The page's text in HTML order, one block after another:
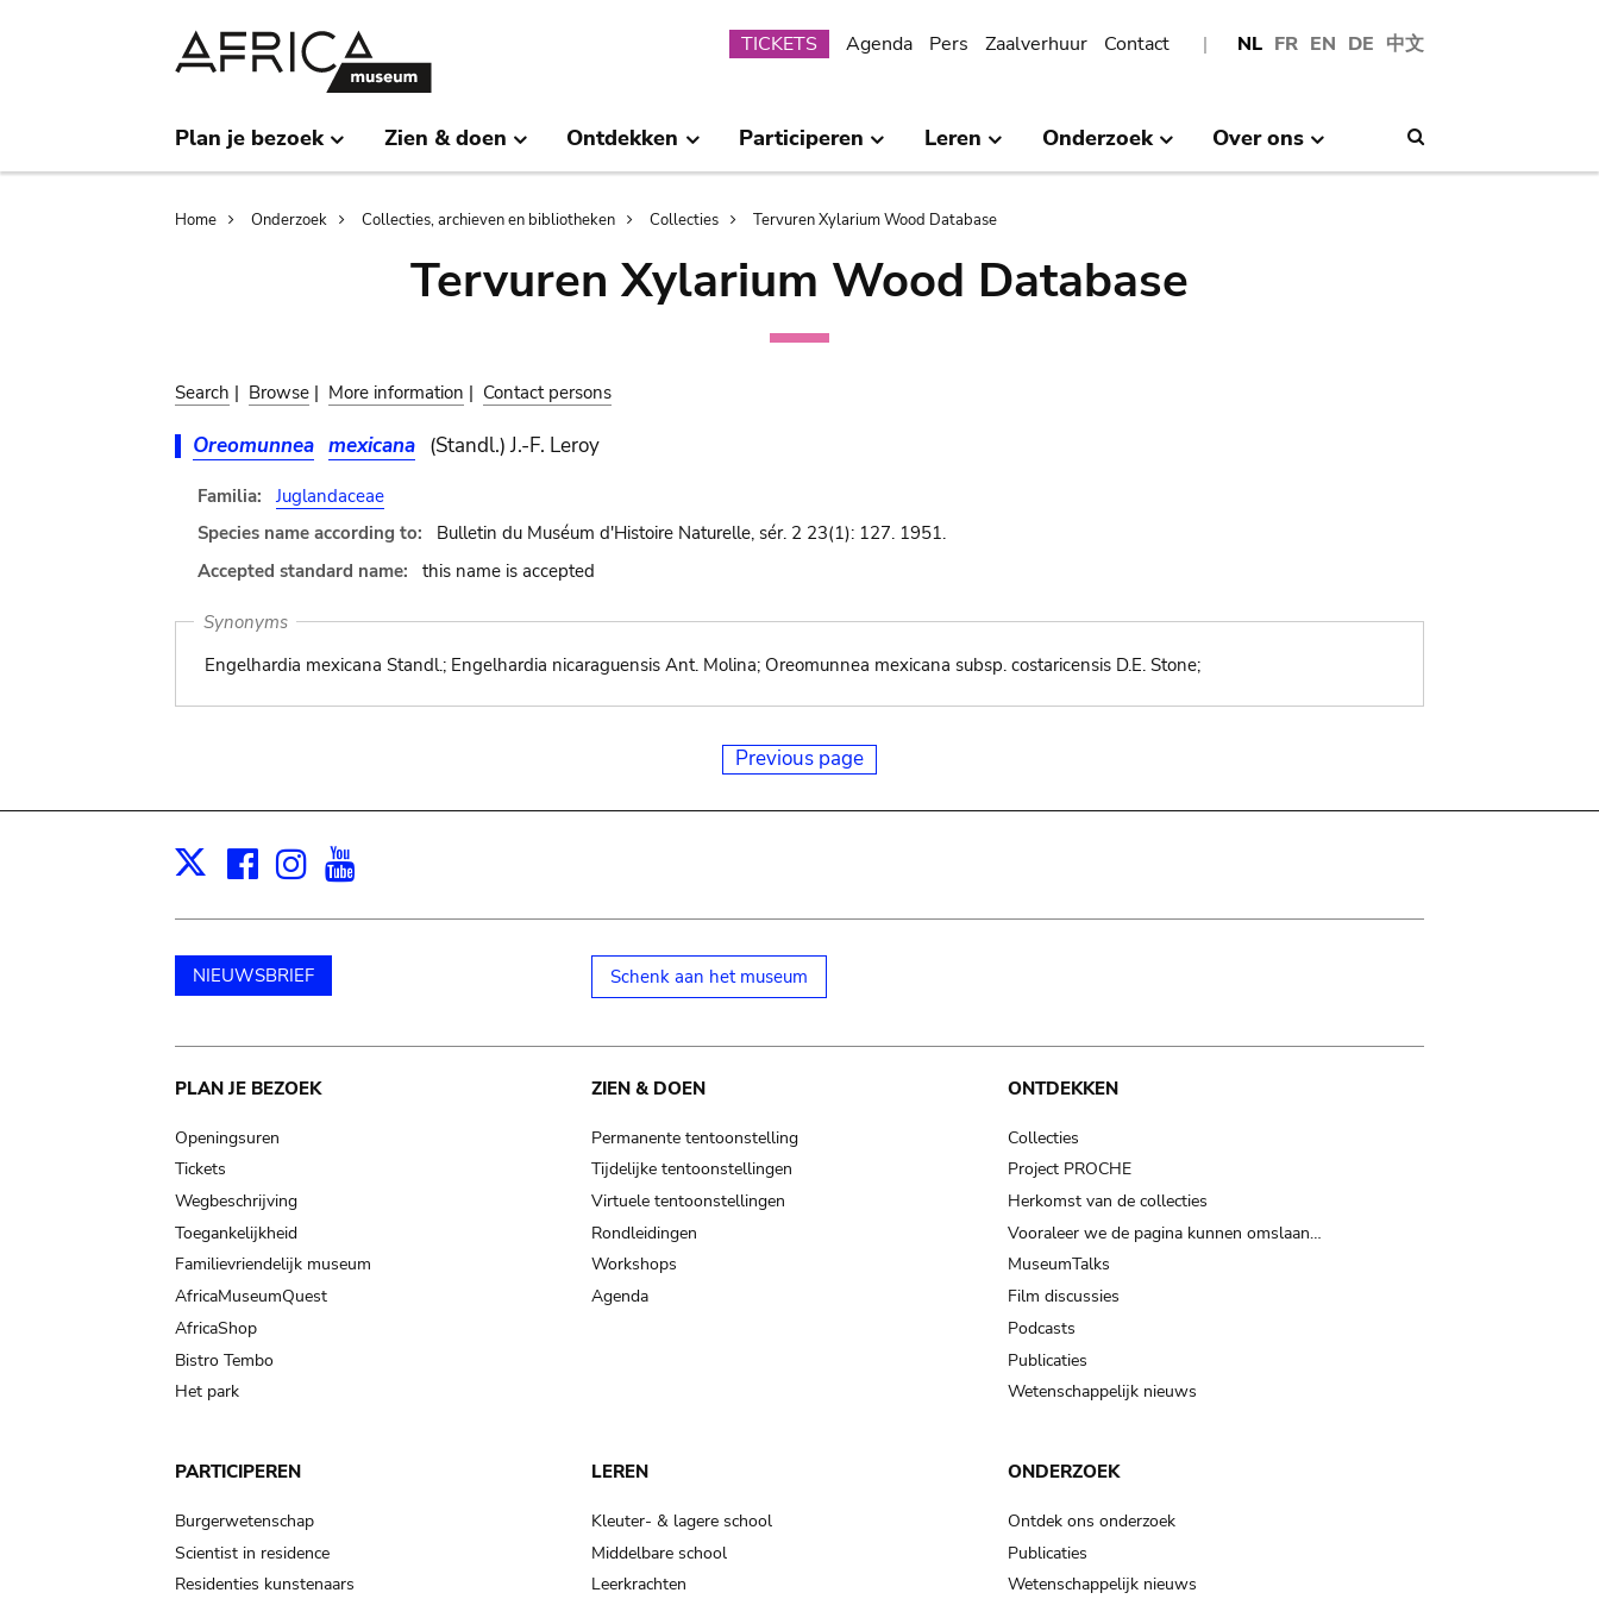
NL FR EN DE 中文
Submenu
TICKETS Agenda Pers Zaalverhuur Contact
Plan je bezoek Zien & doen Ontdekken Participeren Leren Onderzoek Over ons
Breadcrumb
Home Onderzoek Collecties, archieven en bibliotheken Collecties Tervuren Xylarium Wood Database
Tervuren Xylarium Wood Database
Search | Browse | More information | Contact persons
Oreomunnea mexicana (Standl.) J.-F. Leroy
Familia:
Juglandaceae
Species name according to:
Bulletin du Muséum d'Histoire Naturelle, sér. 2 23(1): 127. 1951.
Accepted standard name:
this name is accepted
Synonyms
Engelhardia mexicana Standl.; Engelhardia nicaraguensis Ant. Molina; Oreomunnea mexicana subsp. costaricensis D.E. Stone;
Previous page
X Facebook
Instagram
NIEUWSBRIEF Schenk aan het museum
Main
navigation
PLAN JE BEZOEK
Openingsuren
Tickets
Wegbeschrijving
Toegankelijkheid
Familievriendelijk museum
AfricaMuseumQuest
AfricaShop
Bistro Tembo
Het park
ZIEN & DOEN
Permanente tentoonstelling
Tijdelijke tentoonstellingen
Virtuele tentoonstellingen
Rondleidingen
Workshops
Agenda
ONTDEKKEN
Collecties
Project PROCHE
Herkomst van de collecties
Vooraleer we de pagina kunnen omslaan…
MuseumTalks
Film discussies
Podcasts
Publicaties
Wetenschappelijk nieuws
PARTICIPEREN
Burgerwetenschap
Scientist in residence
Residenties kunstenaars
LEREN
Kleuter- & lagere school
Middelbare school
Leerkrachten
ONDERZOEK
Ontdek ons onderzoek
Publicaties
Wetenschappelijk nieuws